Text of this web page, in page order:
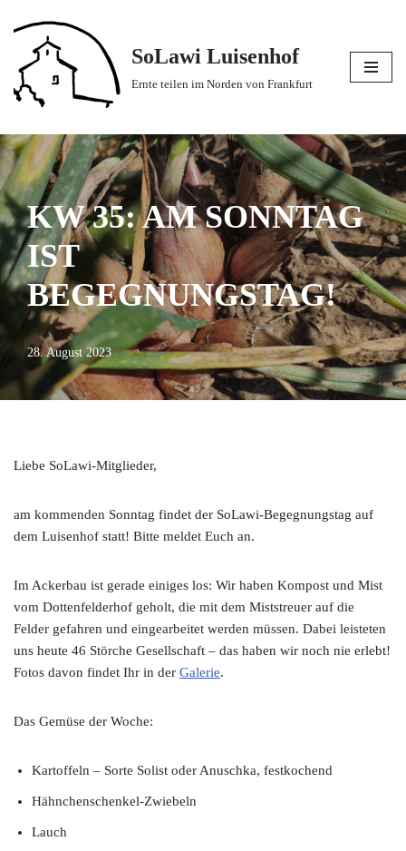
Zum
Inhalt
springen
SoLawi Luisenhof
Ernte teilen im Norden von Frankfurt
KW 35: AM SONNTAG
IST
BEGEGNUNGSTAG!
28. August 2023
Liebe SoLawi-Mitglieder,
am kommenden Sonntag findet der SoLawi-Begegnungstag auf
dem Luisenhof statt! Bitte meldet Euch an.
Im Ackerbau ist gerade einiges los: Wir haben Kompost und Mist
vom Dottenfelderhof geholt, die mit dem Miststreuer auf die
Felder gefahren und eingearbeitet werden müssen. Dabei leisteten
uns heute 46 Störche Gesellschaft – das haben wir noch nie erlebt!
Fotos davon findet Ihr in der Galerie.
Das Gemüse der Woche:
Kartoffeln – Sorte Solist oder Anuschka, festkochend
Hähnchenschenkel-Zwiebeln
Lauch